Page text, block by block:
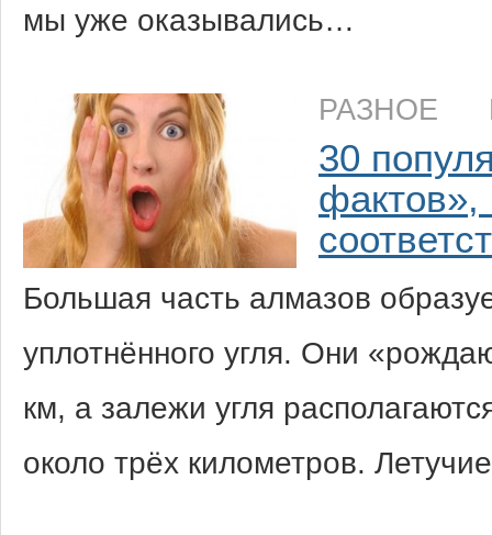
мы уже оказывались…
РАЗНОЕ
30
фактов»,
Большая часть алмазов
уплотнённого угля. Они
км, а залежи угля
около трёх километров.